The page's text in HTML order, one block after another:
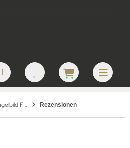
Lilie Hotfix Strass Bügelbild Fleur de Lise Strass Crystal 120123 Rezensionen